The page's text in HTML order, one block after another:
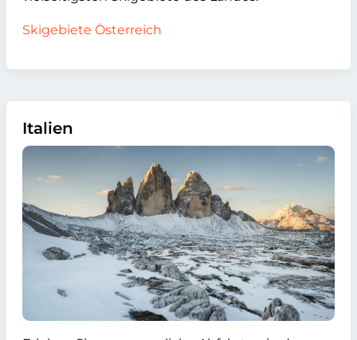
Skigebiete Österreich
Italien